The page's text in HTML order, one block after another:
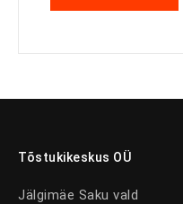
Tõstukikeskus OÜ
Jälgimäe Saku vald